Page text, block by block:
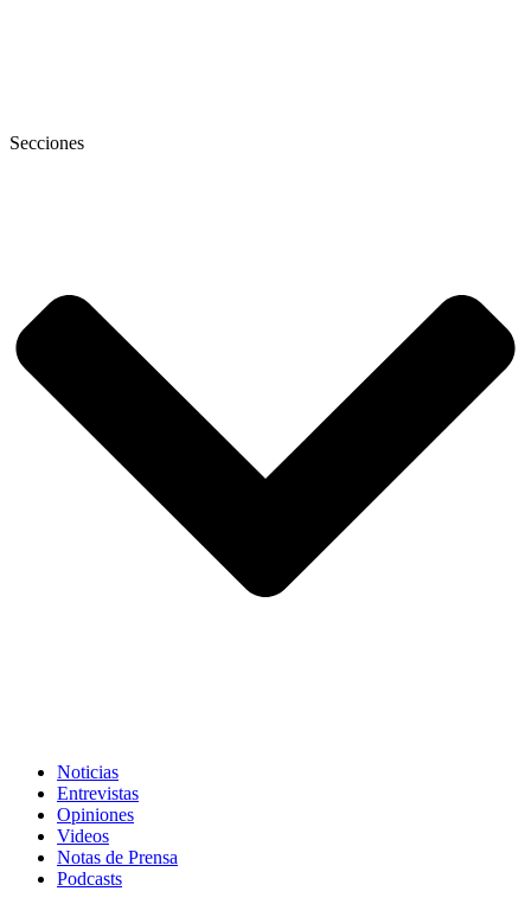
Secciones
Noticias
Entrevistas
Opiniones
Videos
Notas de Prensa
Podcasts